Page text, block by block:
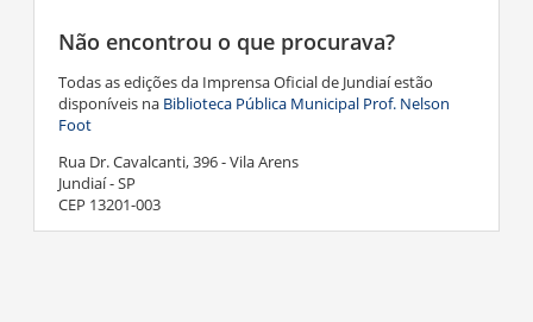
Não encontrou o que procurava?
Todas as edições da Imprensa Oficial de Jundiaí estão
disponíveis na Biblioteca Pública Municipal Prof. Nelson
Foot
Rua Dr. Cavalcanti, 396 - Vila Arens
Jundiaí - SP
CEP 13201-003